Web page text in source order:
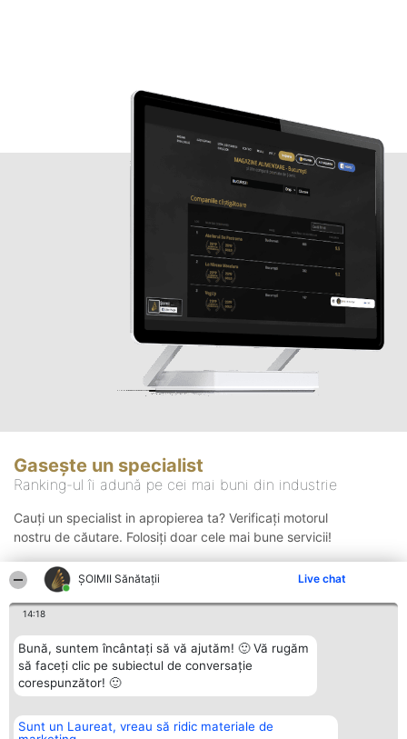
ŞOIMII Sănătații Live chat
14:18
Bună, suntem încântați să vă ajutăm! 🙂 Vă rugăm
să faceți clic pe subiectul de conversație
corespunzător! 🙂
Sunt un Laureat, vreau să ridic materiale de
Gasește un specialist
Ranking-ul îi adună pe cei mai buni din industrie
Cauți un specialist in apropierea ta? Verificați motorul
nostru de căutare. Folosiți doar cele mai bune servicii!
Organizator Ranking Plebiscyt Contact